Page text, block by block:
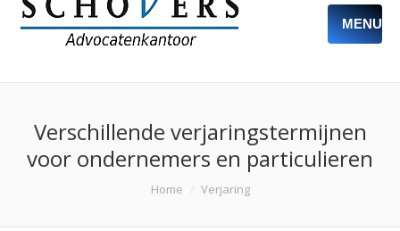
MENU
Verschillende verjaringstermijnen
voor ondernemers en particulieren
Home Verjaring